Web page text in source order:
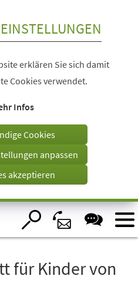
erklären Sie sich damit
Cookies verwendet.
Infos
Cookies
anpassen
akzeptieren
für Kinder von